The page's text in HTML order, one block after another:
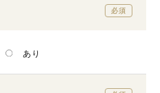
必須
あり